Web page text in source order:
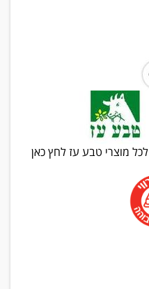
לכל מוצרי טבע עז לחץ כאן